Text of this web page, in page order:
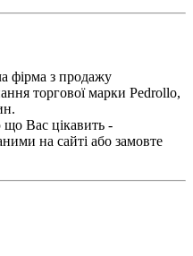
фірма з продажу
торгової марки Pedrollo,
Вас цікавить -
на сайті або замовте